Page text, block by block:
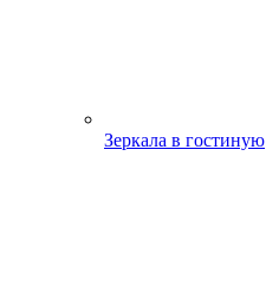
Зеркала в гостиную